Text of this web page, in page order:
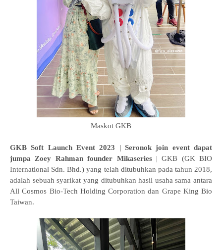
Maskot GKB
GKB Soft Launch Event 2023 | Seronok join event dapat
jumpa Zoey Rahman founder Mikaseries| GKB (GK BIO
International Sdn. Bhd.) yang telah ditubuhkan pada tahun 2018,
adalah sebuah syarikat yang ditubuhkan hasil usaha sama antara
All Cosmos Bio-Tech Holding Corporation dan Grape King Bio
Taiwan.